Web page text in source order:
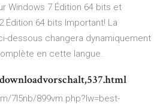
Windows 7 Édition 64 bits et
Édition 64 bits Important! La
dessous changera dynamiquement
en cette langue.
7l5nb/899vm.php?lw=best-